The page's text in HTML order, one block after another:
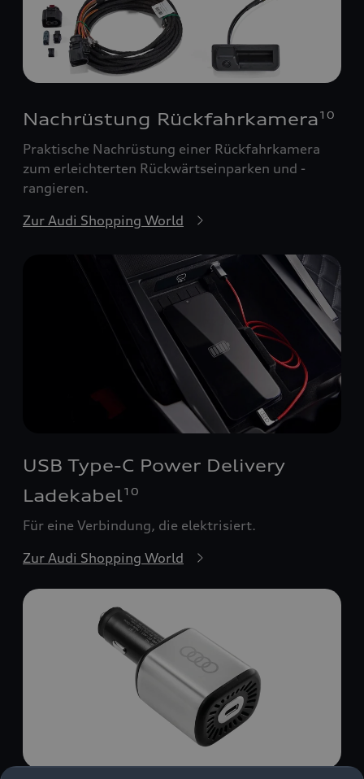
Nachrüstung Rückfahrkamera 10
Praktische Nachrüstung einer Rückfahrkamera
zum erleichterten Rückwärtseinparken und -
rangieren.
Zur Audi Shopping World
USB Type-C Power Delivery
Ladekabel10
Für eine Verbindung, die elektrisiert.
Zur Audi Shopping World